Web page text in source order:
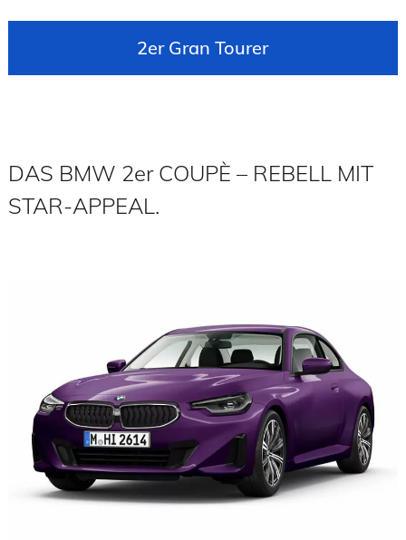
2er Gran Tourer
DAS BMW 2er COUPÈ – REBELL MIT
STAR-APPEAL.